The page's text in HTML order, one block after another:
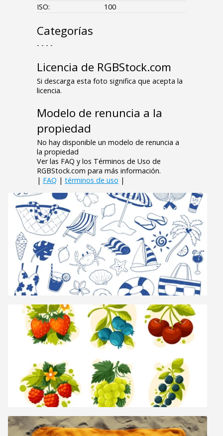
ISO:
100
Categorías
- - - -
Licencia de RGBStock.com
Si descarga esta foto significa que acepta la
licencia.
Modelo de renuncia a la
propiedad
No hay disponible un modelo de renuncia a
la propiedad
Ver las FAQ y los Términos de Uso de
RGBStock.com para más información.
| FAQ | términos de uso |